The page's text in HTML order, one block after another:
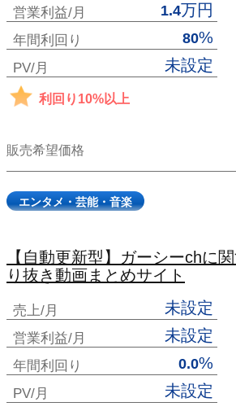
営業利益/月 1.4万円
年間利回り 80%
PV/月 未設定
利回り10%以上
販売希望価格
エンタメ・芸能・音楽
【自動更新型】ガーシーchに
り抜き動画まとめサイト
売上/月 未設定
営業利益/月 未設定
年間利回り 0.0%
PV/月 未設定